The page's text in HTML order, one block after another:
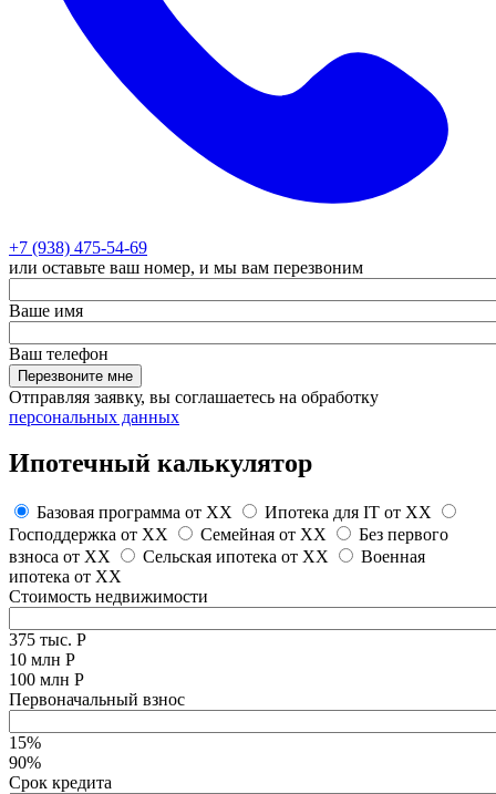
+7 (938) 475-54-69
или оставьте ваш номер, и мы вам перезвоним
Ваше имя
Ваш телефон
Перезвоните мне
Отправляя заявку, вы соглашаетесь на обработку
персональных данных
Ипотечный калькулятор
Базовая программа от XX Ипотека для IT от XX
Господдержка от XX Семейная от XX
Без первого
взноса от XX Сельская ипотека от XX
Военная
ипотека от XX
Стоимость недвижимости
375 тыс. Р
10 млн Р
100 млн Р
Первоначальный взнос
15%
90%
Срок кредита